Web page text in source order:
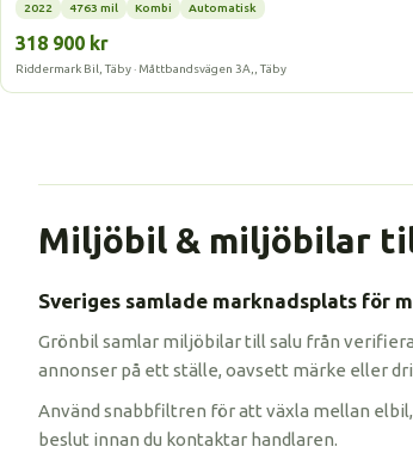
2022 4763 mil Kombi Automatisk
318 900 kr
Riddermark Bil, Täby · Måttbandsvägen 3A,, Täby
Miljöbil & miljöbilar
Sveriges samlade marknadsplats för
Grönbil samlar miljöbilar till salu från
annonser på ett ställe, oavsett märke eller
Använd snabbfiltren för att växla mellan
beslut innan du kontaktar handlaren.